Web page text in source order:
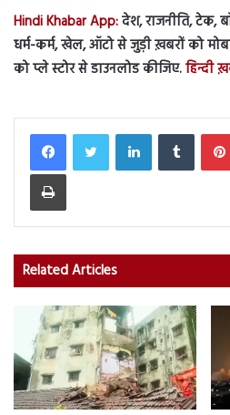
Hindi Khabar App:देश, राजनीति, टेक,
धर्म-कर्म, खेल, ऑटो से जुड़ी ख़बरों को
को प्ले स्टोर से डाउनलोड कीजिए.हिन्दी
LinkedInTumblr
Print
Related Articles